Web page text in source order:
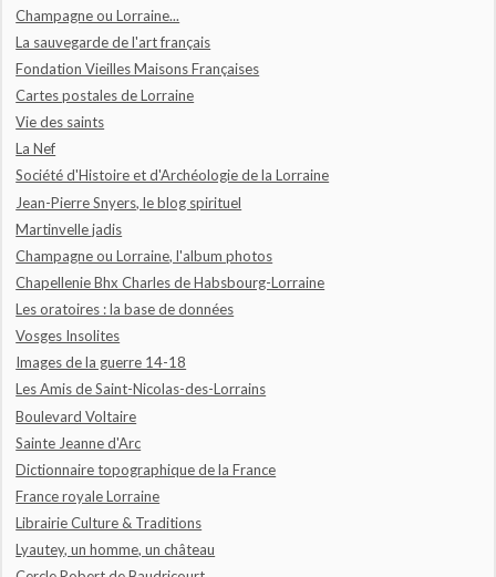
Champagne ou Lorraine...
La sauvegarde de l'art français
Fondation Vieilles Maisons Françaises
Cartes postales de Lorraine
Vie des saints
La Nef
Société d'Histoire et d'Archéologie de la Lorraine
Jean-Pierre Snyers, le blog spirituel
Martinvelle jadis
Champagne ou Lorraine, l'album photos
Chapellenie Bhx Charles de Habsbourg-Lorraine
Les oratoires : la base de données
Vosges Insolites
Images de la guerre 14-18
Les Amis de Saint-Nicolas-des-Lorrains
Boulevard Voltaire
Sainte Jeanne d'Arc
Dictionnaire topographique de la France
France royale Lorraine
Librairie Culture & Traditions
Lyautey, un homme, un château